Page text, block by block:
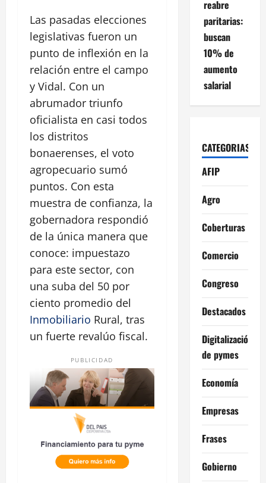
Las pasadas elecciones
legislativas fueron un
punto de inflexión en la
relación entre el campo
y Vidal. Con un
abrumador triunfo
oficialista en casi todos
los distritos
bonaerenses, el voto
agropecuario sumó
puntos. Con esta
muestra de confianza, la
gobernadora respondió
de la única manera que
conoce: impuestazo
para este sector, con
una suba del 50 por
ciento promedio del
Inmobiliario Rural, tras
un fuerte revalúo fiscal.
PUBLICIDAD
reabre
paritarias:
buscan
10% de
aumento
salarial
CATEGORIAS
AFIP
Agro
Coberturas
Comercio
Congreso
Destacados
Digitalización
de pymes
Economía
Empresas
Frases
Gobierno